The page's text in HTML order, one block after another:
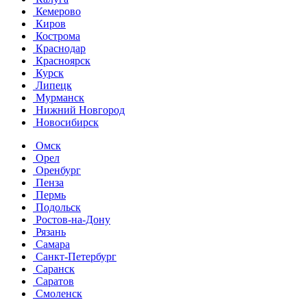
Кемерово
Киров
Кострома
Краснодар
Красноярск
Курск
Липецк
Мурманск
Нижний Новгород
Новосибирск
Омск
Орел
Оренбург
Пенза
Пермь
Подольск
Ростов-на-Дону
Рязань
Самара
Санкт-Петербург
Саранск
Саратов
Смоленск